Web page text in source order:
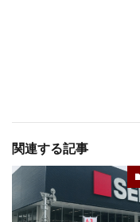
関連する記事